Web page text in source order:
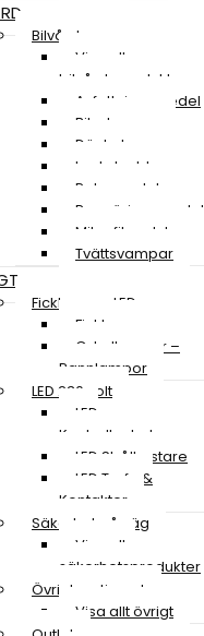
Bilvård
Visa alla
bilvårdsprodukter
Avfettningsmedel
Bilschampo
Däckglans
Lackskydd
Polermedel
Rengöringsmedel
Mikrofiberdukar
Tvättsvampar
Ficklampor LED
Ficklampor
Cykellampor –
Pannlampor
LED 230 volt
LED
Kontrollenheter
LED Strålkastare
LED Trafo &
Kontakter
Säkerhet på väg
Visa alla
säkerhetsprodukter
Övrigt sortiment
Visa allt övrigt